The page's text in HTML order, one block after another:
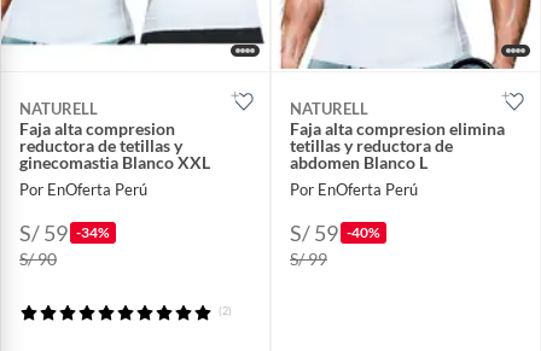
NATURELL
Faja alta compresion
reductora de tetillas y
ginecomastia Blanco XXL
Por EnOferta Perú
S/ 59 -34%
S/ 90
(2)
NATURELL
Faja alta compresion elimina
tetillas y reductora de
abdomen Blanco L
Por EnOferta Perú
S/ 59 -40%
S/ 99